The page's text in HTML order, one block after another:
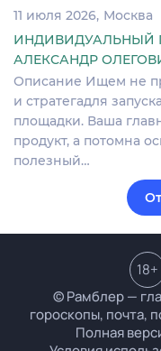
11 июля 2026 Москва
ИНДИВИДУАЛЬНЫЙ
АЛЕКСАНДР
Описание Ищем не
и стратегадля
площадки. Ваша
продукт, а потомна
полезный…
© Рамблер —
гороскопы, почта,
Полная
18+